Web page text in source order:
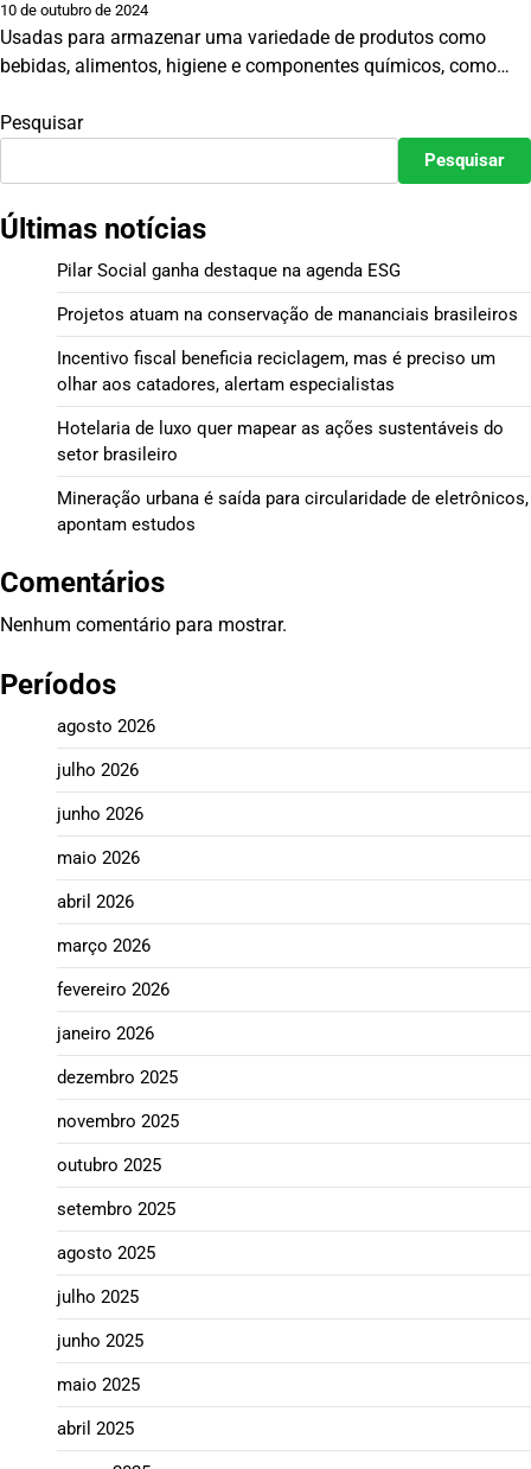
10 de outubro de 2024
Usadas para armazenar uma variedade de produtos como
bebidas, alimentos, higiene e componentes químicos, como…
Pesquisar
Pesquisar
Últimas notícias
Pilar Social ganha destaque na agenda ESG
Projetos atuam na conservação de mananciais brasileiros
Incentivo fiscal beneficia reciclagem, mas é preciso um
olhar aos catadores, alertam especialistas
Hotelaria de luxo quer mapear as ações sustentáveis do
setor brasileiro
Mineração urbana é saída para circularidade de eletrônicos,
apontam estudos
Comentários
Nenhum comentário para mostrar.
Períodos
agosto 2026
julho 2026
junho 2026
maio 2026
abril 2026
março 2026
fevereiro 2026
janeiro 2026
dezembro 2025
novembro 2025
outubro 2025
setembro 2025
agosto 2025
julho 2025
junho 2025
maio 2025
abril 2025